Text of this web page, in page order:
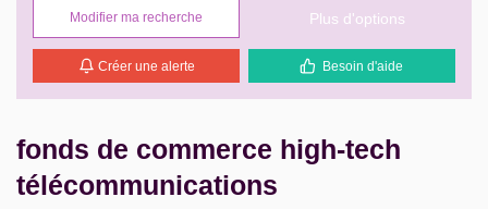
Louer
Estimer
Gestion
Notre Agence
Modifier ma recherche Plus d'options
Créer une alerte Besoin d'aide
fonds de commerce high-tech
télécommunications